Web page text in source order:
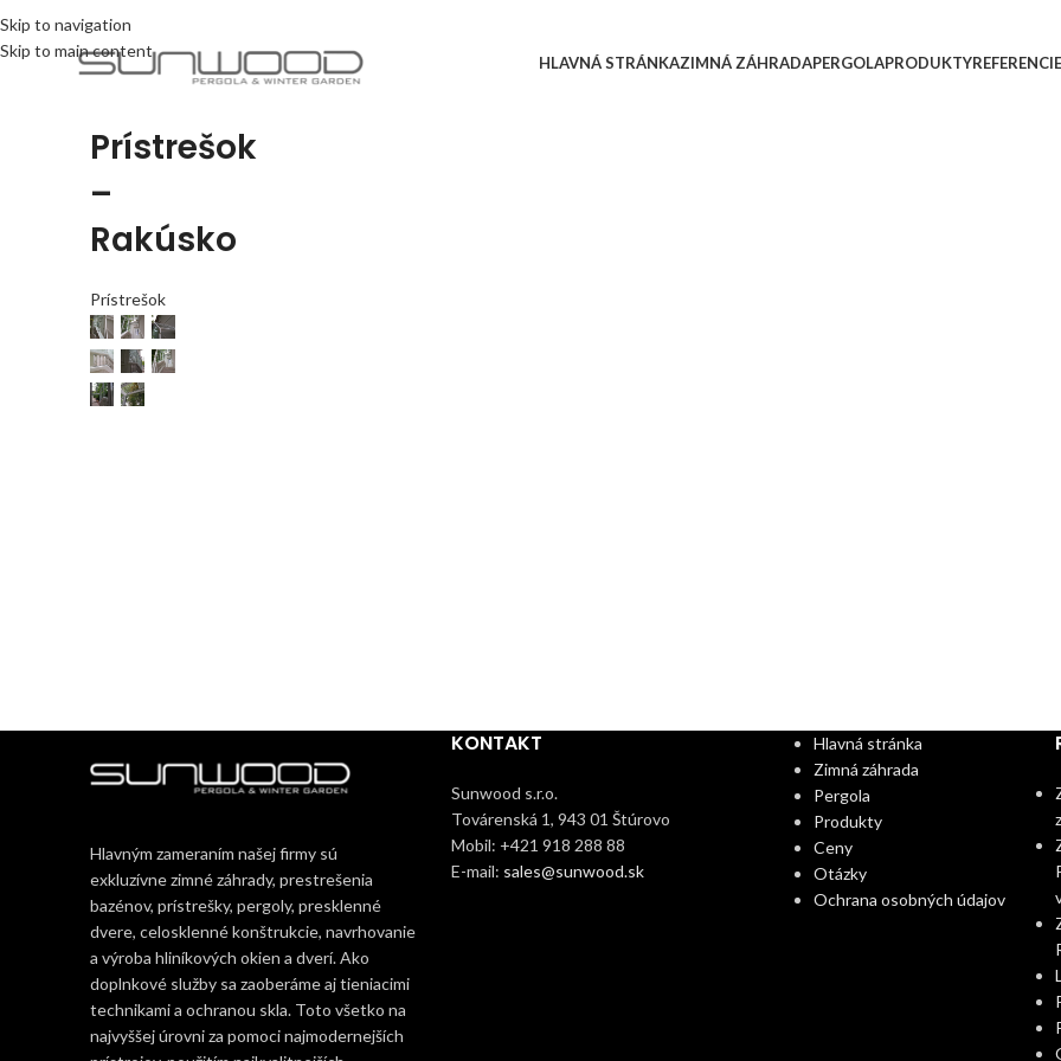
Skip to navigation
Skip to main content
HLAVNÁ STRÁNKAZIMNÁ ZÁHRADAPERGOLAPRODUKTYREFERENCIE
Prístrešok
–
Rakúsko
Prístrešok
Hlavným zameraním našej firmy sú
exkluzívne zimné záhrady, prestrešenia
bazénov, prístrešky, pergoly, presklenné
dvere, celosklenné konštrukcie, navrhovanie
a výroba hliníkových okien a dverí. Ako
doplnkové služby sa zaoberáme aj tieniacimi
technikami a ochranou skla. Toto všetko na
najvyššej úrovni za pomoci najmodernejších
KONTAKT
Sunwood s.r.o.
Továrenská 1, 943 01 Štúrovo
Mobil: +421 918 288 88
E-mail: sales@sunwood.sk
Hlavná stránka
Zimná záhrada
Pergola
Produkty
Ceny
Otázky
Ochrana osobných údajov